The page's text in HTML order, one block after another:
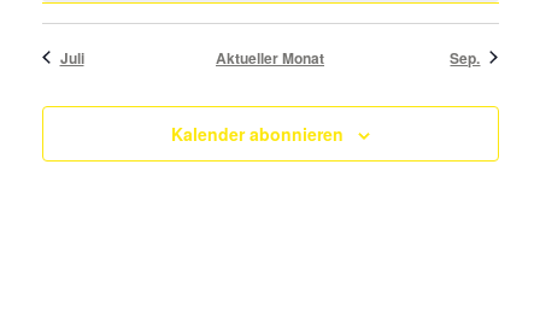
Juli Aktueller Monat Sep.
Kalender abonnieren